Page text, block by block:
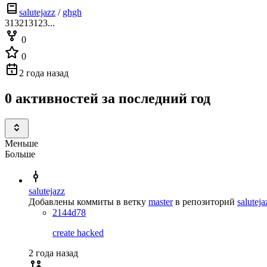
salutejazz / ghgh
313213123...
0
0
2 года назад
0 активностей за последний год
Меньше
Больше
salutejazz
Добавлены коммиты в ветку master в репозиторий
2144d78
create hacked
2 года назад